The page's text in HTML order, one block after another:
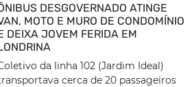
DESGOVERNADO ATINGE
MOTO E MURO DE CONDOMÍNIO
DEIXA JOVEM FERIDA EM
da linha 102 (Jardim Ideal)
cerca de 20 passageiros